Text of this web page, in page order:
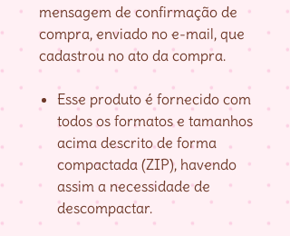
mensagem de confirmação de
compra, enviado no e-mail, que
cadastrou no ato da compra.
Esse produto é fornecido com
todos os formatos e tamanhos
acima descrito de forma
compactada (ZIP), havendo
assim a necessidade de
descompactar.